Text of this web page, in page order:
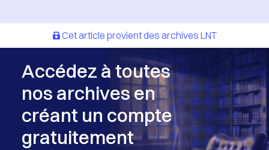
Cet article provient des archives LNT
Accédez à toutes
nos archives en
créant un compte
gratuitement